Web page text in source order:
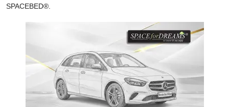
SPACEBED®.